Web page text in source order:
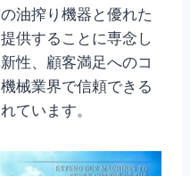
油搾り機器と優れた
供することに専念し
性、顧客満足へのコ
械業界で信頼できる
ています。